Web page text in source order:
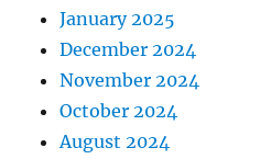
January 2025
December 2024
November 2024
October 2024
August 2024